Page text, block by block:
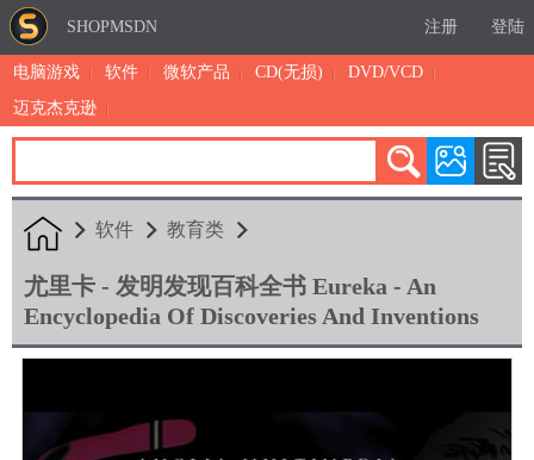
SHOPMSDN 注册 登陆
电脑游戏 软件 微软产品 CD(无损)
DVD/VCD
迈克杰克逊
累计注册：4887
软件 教育类
尤里卡 - 发明发现百科全书 Eureka - An
Encyclopedia Of Discoveries And Inventions